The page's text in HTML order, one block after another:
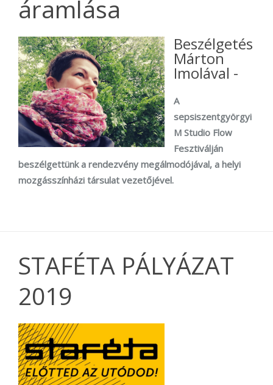
áramlása
Beszélgetés
Márton
Imolával -
A
sepsiszentgyörgyi
M Studio Flow
Fesztiválján
beszélgettünk a rendezvény megálmodójával, a helyi
mozgásszínházi társulat vezetőjével.
STAFÉTA PÁLYÁZAT
2019